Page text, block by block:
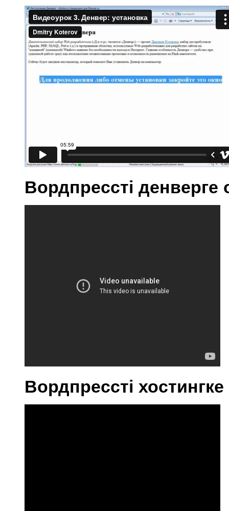
Вордпрессті денверге
Вордпрессті